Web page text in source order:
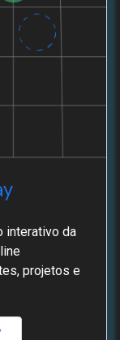
interativo da
projetos e